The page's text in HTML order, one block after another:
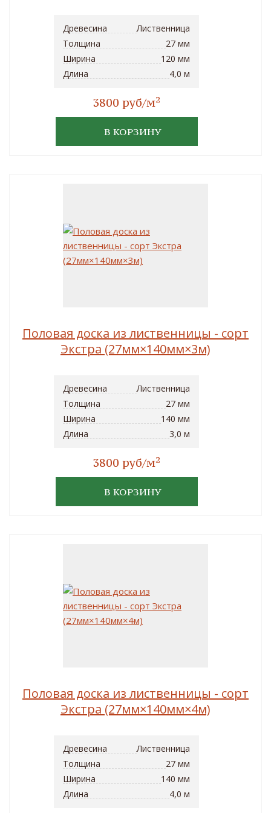
Древесина
Лиственница
Толщина
27 мм
Ширина
120 мм
Длина
4,0 м
3800 руб/м2
В КОРЗИНУ
Половая доска из лиственницы - сорт
Экстра (27мм×140мм×3м)
Древесина
Лиственница
Толщина
27 мм
Ширина
140 мм
Длина
3,0 м
3800 руб/м2
В КОРЗИНУ
Половая доска из лиственницы - сорт
Экстра (27мм×140мм×4м)
Древесина
Лиственница
Толщина
27 мм
Ширина
140 мм
Длина
4,0 м